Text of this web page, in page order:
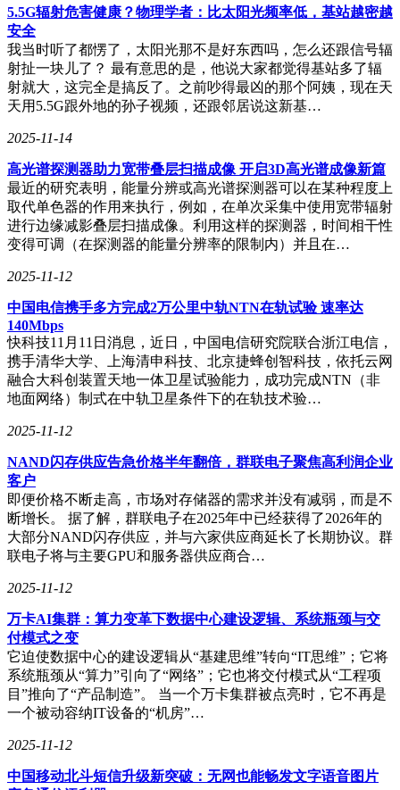
5.5G辐射危害健康？物理学者：比太阳光频率低，基站越密越
安全
我当时听了都愣了，太阳光那不是好东西吗，怎么还跟信号辐
射扯一块儿了？ 最有意思的是，他说大家都觉得基站多了辐
射就大，这完全是搞反了。之前吵得最凶的那个阿姨，现在天
天用5.5G跟外地的孙子视频，还跟邻居说这新基…
2025-11-14
高光谱探测器助力宽带叠层扫描成像 开启3D高光谱成像新篇
最近的研究表明，能量分辨或高光谱探测器可以在某种程度上
取代单色器的作用来执行，例如，在单次采集中使用宽带辐射
进行边缘减影叠层扫描成像。利用这样的探测器，时间相干性
变得可调（在探测器的能量分辨率的限制内）并且在…
2025-11-12
中国电信携手多方完成2万公里中轨NTN在轨试验 速率达
140Mbps
快科技11月11日消息，近日，中国电信研究院联合浙江电信，
携手清华大学、上海清申科技、北京捷蜂创智科技，依托云网
融合大科创装置天地一体卫星试验能力，成功完成NTN（非
地面网络）制式在中轨卫星条件下的在轨技术验…
2025-11-12
NAND闪存供应告急价格半年翻倍，群联电子聚焦高利润企业
客户
即便价格不断走高，市场对存储器的需求并没有减弱，而是不
断增长。 据了解，群联电子在2025年中已经获得了2026年的
大部分NAND闪存供应，并与六家供应商延长了长期协议。群
联电子将与主要GPU和服务器供应商合…
2025-11-12
万卡AI集群：算力变革下数据中心建设逻辑、系统瓶颈与交
付模式之变
它迫使数据中心的建设逻辑从“基建思维”转向“IT思维”；它将
系统瓶颈从“算力”引向了“网络”；它也将交付模式从“工程项
目”推向了“产品制造”。 当一个万卡集群被点亮时，它不再是
一个被动容纳IT设备的“机房”…
2025-11-12
中国移动北斗短信升级新突破：无网也能畅发文字语音图片